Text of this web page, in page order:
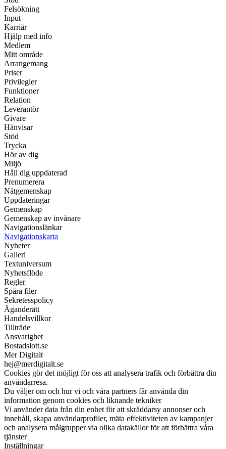
Felsökning
Input
Karriär
Hjälp med info
Medlem
Mitt område
Arrangemang
Priser
Privilegier
Funktioner
Relation
Leverantör
Givare
Hänvisar
Stöd
Trycka
Hör av dig
Miljö
Håll dig uppdaterad
Prenumerera
Nätgemenskap
Uppdateringar
Gemenskap
Gemenskap av invånare
Navigationslänkar
Navigationskarta
Nyheter
Galleri
Textuniversum
Nyhetsflöde
Regler
Spåra filer
Sekretesspolicy
Äganderätt
Handelsvillkor
Tillträde
Ansvarighet
Bostadslott.se
Mer Digitalt
hej@merdigitalt.se
Cookies gör det möjligt för oss att analysera trafik och förbättra din
användarresa.
Du väljer om och hur vi och våra partners får använda din
information genom cookies och liknande tekniker
Vi använder data från din enhet för att skräddarsy annonser och
innehåll, skapa användarprofiler, mäta effektiviteten av kampanjer
och analysera målgrupper via olika datakällor för att förbättra våra
tjänster
Inställningar